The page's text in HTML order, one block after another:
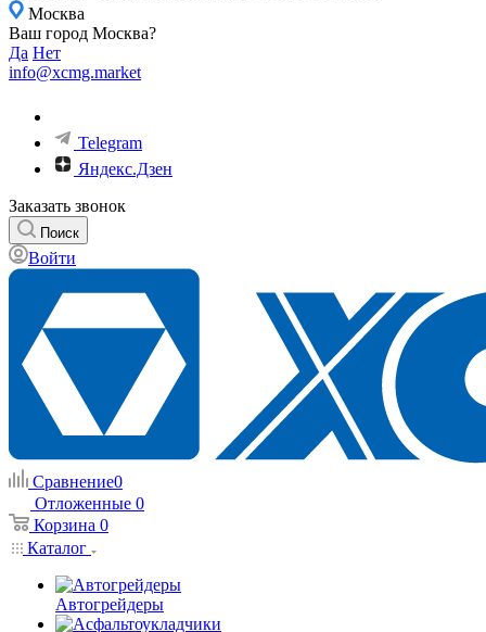
Москва
Ваш город Москва?
Да Нет
info@xcmg.market
Telegram
Яндекс.Дзен
Заказать звонок
Поиск
Войти
Сравнение0
Отложенные 0
Корзина 0
Каталог
Автогрейдеры